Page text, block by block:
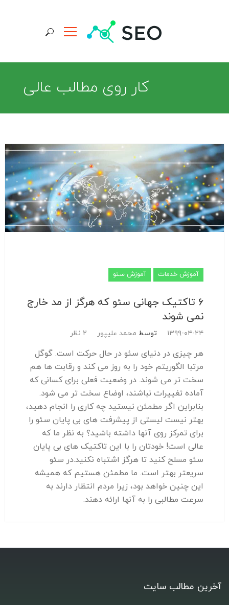
جستجو برای:
کار روی مطالب عالی
آموزش خدمات آموزش سئو
6 تاکتیک جهانی سئو که هرگز از مد خارج
نمی شوند
۱۳۹۹-۰۴-۲۴ توسط محمد علیپور 2 نظر
هر چیزی در دنیای سئو در حال حرکت است. گوگل
مرتبا الگوریتم خود را به روز می کند و رقابت ها هم
سخت تر می شوند. در وضعیت فعلی برای کسانی که
آماده تغییرات نباشند، اوضاع سخت تر می شود.
بنابراین اگر مطمئن نیستید چه کاری را انجام دهید،
بهتر نیست لیستی از پیشرفت های بی پایان سئو را
برای تمرکز روی آنها داشته باشید؟ به نظر ما که
عالی است! خودتان را با این تاکتیک های بی پایان
سئو مسلح کنید تا هرگز اشتباه نکنید.در سئو
سریعتر بهتر است. ما مطمئن هستیم که همیشه
این چنین خواهد بود، زیرا مردم انتظار دارند به
سرعت مطالبی را به آنها ارائه دهند.
آخرین مطالب سایت